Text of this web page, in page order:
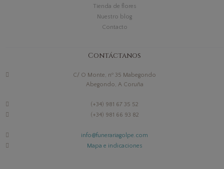
Tienda de flores
Nuestro blog
Contacto
Contáctanos
C/ O Monte, nº 35 Mabegondo
Abegondo, A Coruña
(+34) 981 67 35 52
(+34) 981 66 93 82
info@funerariagolpe.com
Mapa e indicaciones